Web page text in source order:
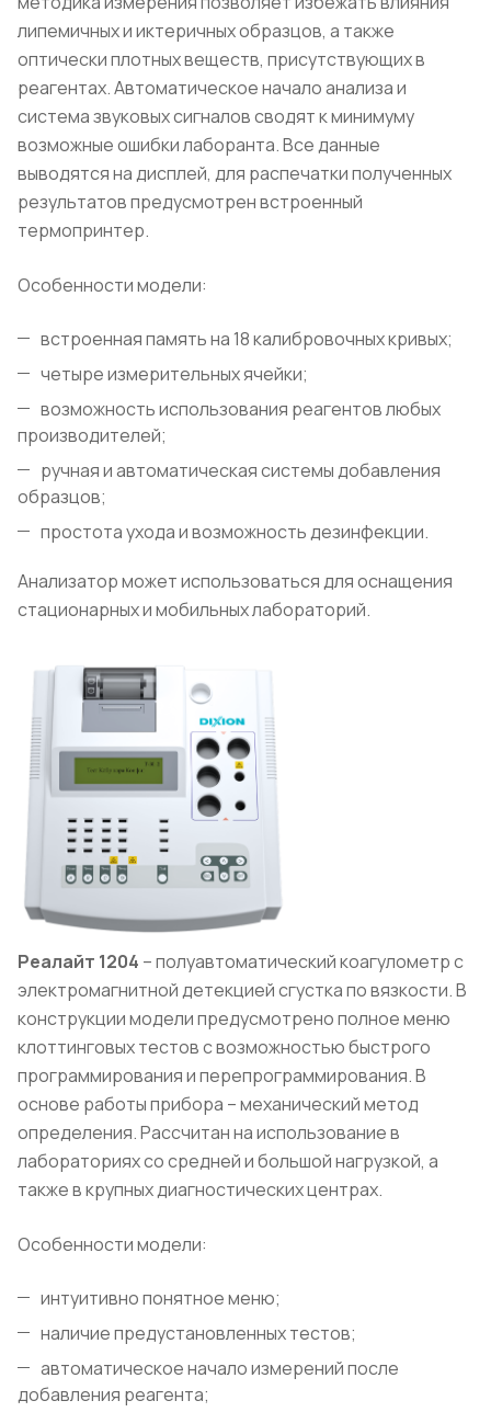
липемичных и иктеричных образцов, а также
оптически плотных веществ, присутствующих в
реагентах. Автоматическое начало анализа и
система звуковых сигналов сводят к минимуму
возможные ошибки лаборанта. Все данные
выводятся на дисплей, для распечатки полученных
результатов предусмотрен встроенный
термопринтер.
Особенности модели:
встроенная память на 18 калибровочных кривых;
четыре измерительных ячейки;
возможность использования реагентов любых
производителей;
ручная и автоматическая системы добавления
образцов;
простота ухода и возможность дезинфекции.
Анализатор может использоваться для оснащения
стационарных и мобильных лабораторий.
Реалайт 1204 – полуавтоматический коагулометр с
электромагнитной детекцией сгустка по вязкости. В
конструкции модели предусмотрено полное меню
клоттинговых тестов с возможностью быстрого
программирования и перепрограммирования. В
основе работы прибора – механический метод
определения. Рассчитан на использование в
лабораториях со средней и большой нагрузкой, а
также в крупных диагностических центрах.
Особенности модели:
интуитивно понятное меню;
наличие предустановленных тестов;
автоматическое начало измерений после
добавления реагента;